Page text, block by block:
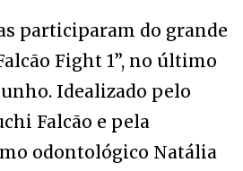
participaram do grande
Fight 1”, no último
Idealizado pelo
Falcão e pela
odontológico Natália